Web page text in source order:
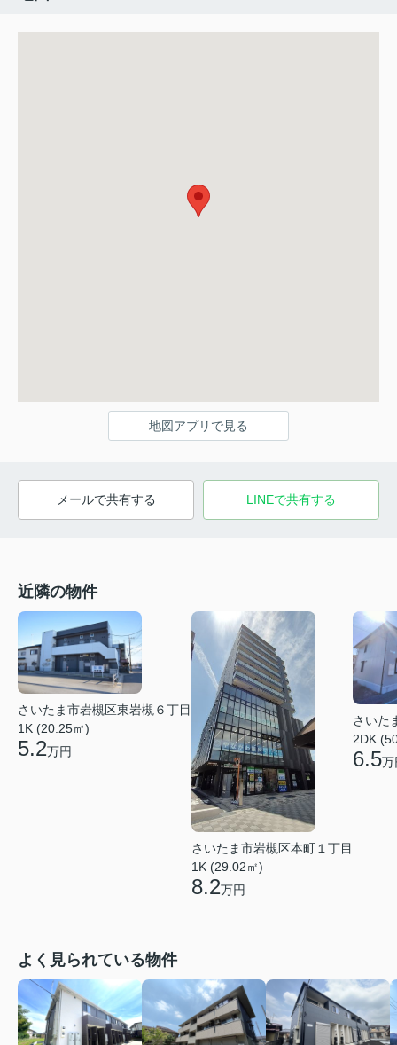
地図アプリで見る
メールで共有する LINEで共有する
近隣の物件
さいたま市岩槻区東岩槻６丁目
1K (20.25㎡)
5.2万円
さいたま市岩槻区本町１丁目
1K (29.02㎡)
8.2万円
さいた
2DK
6.5万
よく見られている物件